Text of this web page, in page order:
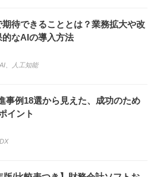
待できることとは？業務拡大や改
的なAIの導入方法
AI 人工知能
事例18選から見えた、成功のため
イント
DX